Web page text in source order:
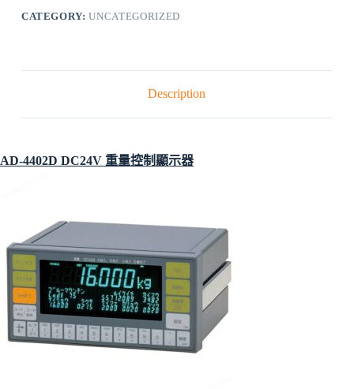
CATEGORY:UNCATEGORIZED
Description
AD-4402D DC24V 重量控制顯示器